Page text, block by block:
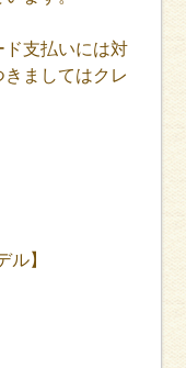
ド支払いには対
ましてはクレ
】